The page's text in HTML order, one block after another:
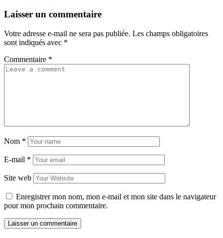
Laisser un commentaire
Votre adresse e-mail ne sera pas publiée. Les champs obligatoires
sont indiqués avec *
Commentaire *
Nom *
E-mail *
Site web
Enregistrer mon nom, mon e-mail et mon site dans le navigateur
pour mon prochain commentaire.